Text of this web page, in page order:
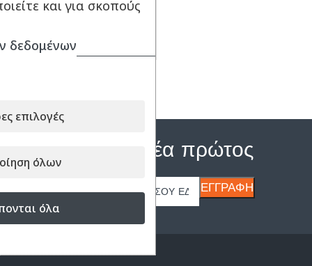
ΔΙΑΒΆΣΤΕ ΠΕΡΙΣΣΌΤΕΡΑ
Κωδικός:DR720064
Μάθε τα νέα πρώτος
και για σκοπούς
δεδομένων
επιλογές
όλων
όλα